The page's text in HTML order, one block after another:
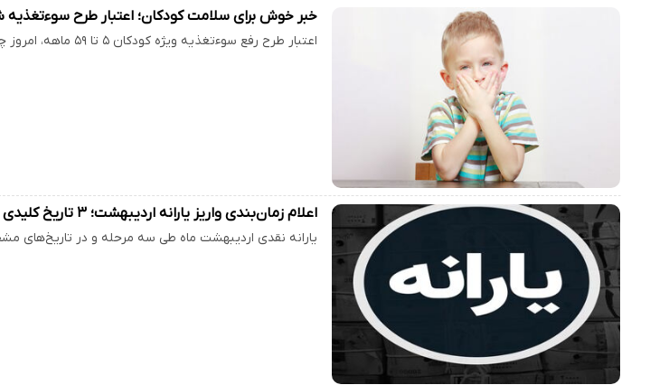
خبر خوش برای سلامت کودکان؛ اعتبار طرح سوءتغذیه
اعتبار طرح رفع سوءتغذیه ویژه کودکان ۵ تا ۵۹ ماهه، امروز چهارشنبه ۱۶ اردیبهشت‌ماه شارژ شد. این اقدام در راستای حمایت از…
اعلام زمان‌بندی واریز یارانه اردیبهشت؛ ۳ تاریخ کلیدی برای یارانه‌بگیران
یارانه نقدی اردیبهشت ماه طی سه مرحله و در تاریخ‌های